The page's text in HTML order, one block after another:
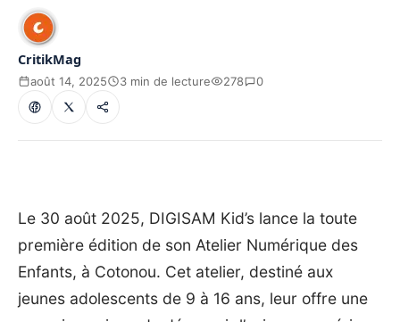
CritikMag
août 14, 2025 3 min de lecture 278 0
Le 30 août 2025, DIGISAM Kid’s lance la toute
première édition de son Atelier Numérique des
Enfants, à Cotonou. Cet atelier, destiné aux
jeunes adolescents de 9 à 16 ans, leur offre une